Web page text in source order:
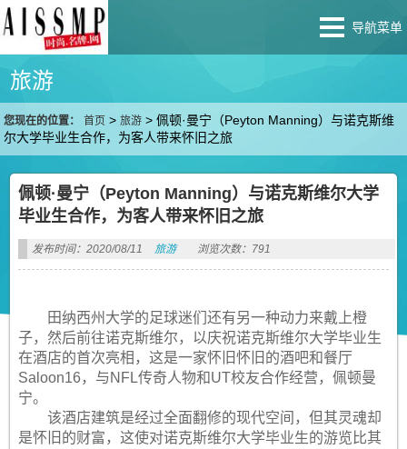
导航菜单
旅游
您现在的位置： 首页 >旅游 >佩顿·曼宁（Peyton Manning）与诺克斯维
尔大学毕业生合作，为客人带来怀旧之旅
佩顿·曼宁（Peyton Manning）与诺克斯维尔大学
毕业生合作，为客人带来怀旧之旅
发布时间：2020/08/11 旅游 浏览次数：791
田纳西州大学的足球迷们还有另一种动力来戴上橙
子，然后前往诺克斯维尔，以庆祝诺克斯维尔大学毕业生
在酒店的首次亮相，这是一家怀旧怀旧的酒吧和餐厅
Saloon16，与NFL传奇人物和UT校友合作经营，佩顿曼
宁。
该酒店建筑是经过全面翻修的现代空间，但其灵魂却
是怀旧的财富，这使对诺克斯维尔大学毕业生的游览比其